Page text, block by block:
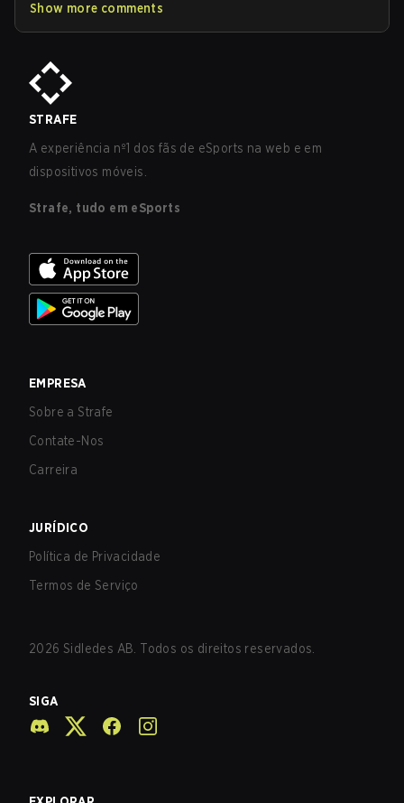
Show more comments
STRAFE
A experiência nº1 dos fãs de eSports na web e em
dispositivos móveis.
Strafe, tudo em eSports
EMPRESA
Sobre a Strafe
Contate-Nos
Carreira
JURÍDICO
Política de Privacidade
Termos de Serviço
2026 Sidledes AB. Todos os direitos reservados.
SIGA